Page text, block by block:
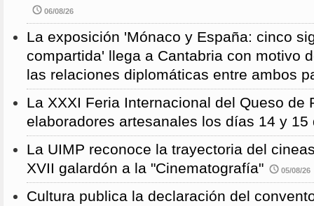
06/08/26
La exposición 'Mónaco y España: cinco
compartida' llega a Cantabria con motivo
las relaciones diplomáticas entre ambos
La XXXI Feria Internacional del Queso de
elaboradores artesanales los días 14 y 15
La UIMP reconoce la trayectoria del
XVII galardón a la "Cinematografía"
05/08/26
Cultura publica la declaración del